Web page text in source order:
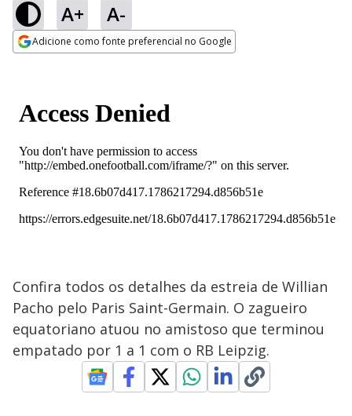
A+ A-
Adicione como fonte preferencial no Google
Confira todos os detalhes da estreia de Willian
Pacho pelo Paris Saint-Germain. O zagueiro
equatoriano atuou no amistoso que terminou
empatado por 1 a 1 com o RB Leipzig.